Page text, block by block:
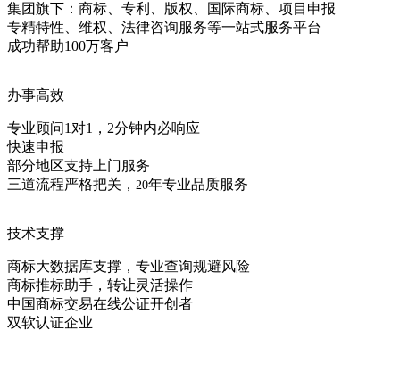
集团旗下：商标、专利、版权、国际商标、项目申报
专精特性、维权、法律咨询服务等一站式服务平台
成功帮助100万客户
办事高效
专业顾问1对1，2分钟内必响应
快速申报
部分地区支持上门服务
三道流程严格把关， 20年专业品质服务
技术支撑
商标大数据库支撑，专业查询规避风险
商标推标助手，转让灵活操作
中国商标交易在线公证开创者
双软认证企业